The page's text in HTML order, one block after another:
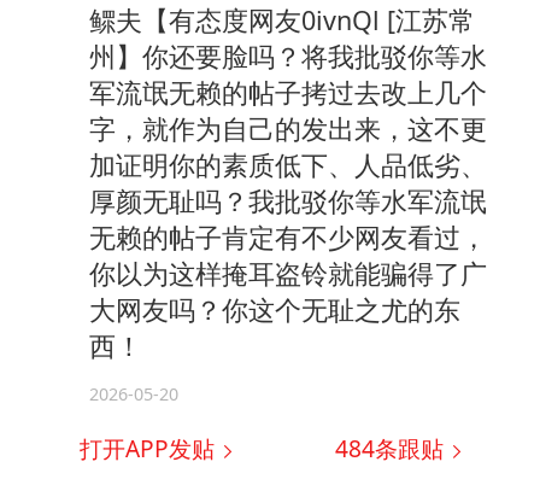
鳏夫【有态度网友0ivnQl [江苏常
州】你还要脸吗？将我批驳你等水
军流氓无赖的帖子拷过去改上几个
字，就作为自己的发出来，这不更
加证明你的素质低下、人品低劣、
厚颜无耻吗？我批驳你等水军流氓
无赖的帖子肯定有不少网友看过，
你以为这样掩耳盗铃就能骗得了广
大网友吗？你这个无耻之尤的东
西！
2026-05-20
打开APP发贴 484条跟贴